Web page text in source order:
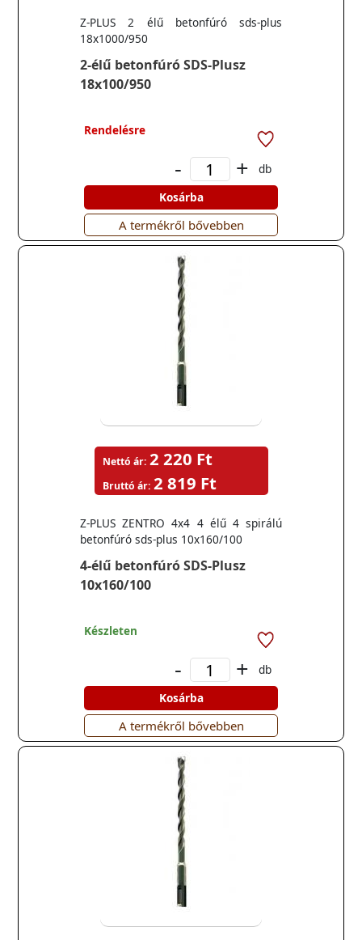
2-élű betonfúró SDS-Plusz
18x100/950
Z-PLUS 2 élű betonfúró sds-plus
18x1000/950
Rendelésre
- +
db
Kosárba
A termékről bővebben
4-élű betonfúró SDS-Plusz
10x160/100
Z-PLUS ZENTRO 4x4 4 élű 4 spirálú
betonfúró sds-plus 10x160/100
Nettó ár: 2 220 Ft
Bruttó ár: 2 819 Ft
Készleten
- +
db
Kosárba
A termékről bővebben